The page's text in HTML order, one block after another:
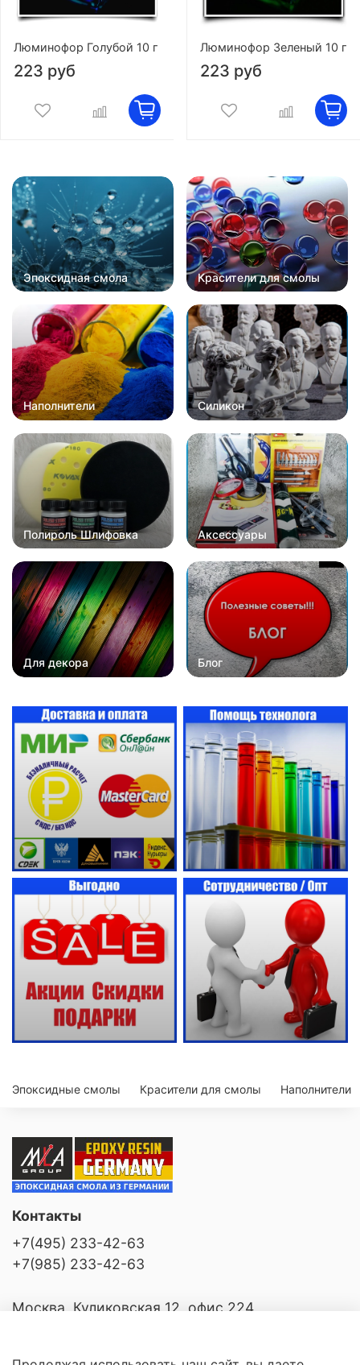
Люминофор Голубой 10 г
223 руб
Люминофор Зеленый 10 г
223 руб
Эпоксидная смола Красители для смолы
Наполнители Силикон
Полироль Шлифовка Аксессуары
Для декора Блог
Эпоксидные смолы Красители для смолы Наполнители
Контакты
+7(495) 233-42-63
+7(985) 233-42-63
Москва, Куликовская 12, офис 224